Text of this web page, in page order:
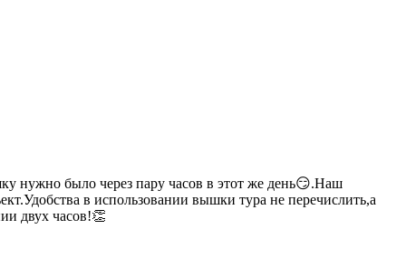
нужно было через пару часов в этот же день😏.Наш
в использовании вышки тура не перечислить,а
двух часов!👏